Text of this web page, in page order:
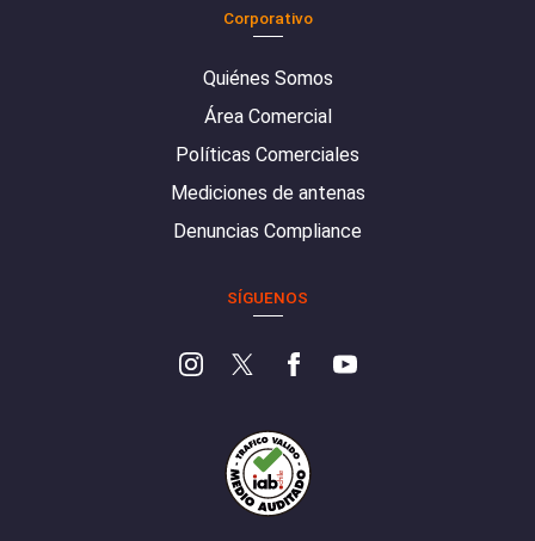
Corporativo
Quiénes Somos
Área Comercial
Políticas Comerciales
Mediciones de antenas
Denuncias Compliance
SÍGUENOS